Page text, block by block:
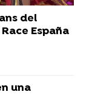
del
España
una